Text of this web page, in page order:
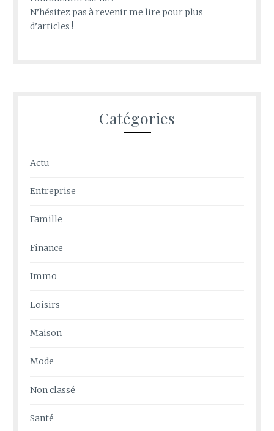
N’hésitez pas à revenir me lire pour plus
d’articles !
Catégories
Actu
Entreprise
Famille
Finance
Immo
Loisirs
Maison
Mode
Non classé
Santé